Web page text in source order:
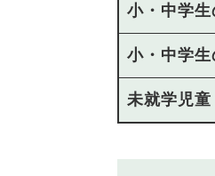
小・中学
小・中学生
未就学児童